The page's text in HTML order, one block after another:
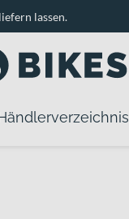
lassen.